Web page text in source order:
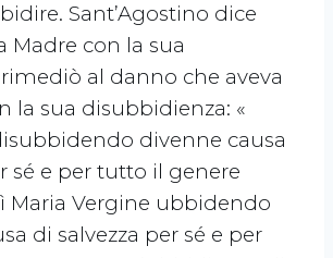
Sant’Agostino dice
Madre con la sua
al danno che aveva
la sua disubbidienza: «
divenne causa
sé e per tutto il genere
Maria Vergine ubbidendo
di salvezza per sé e per